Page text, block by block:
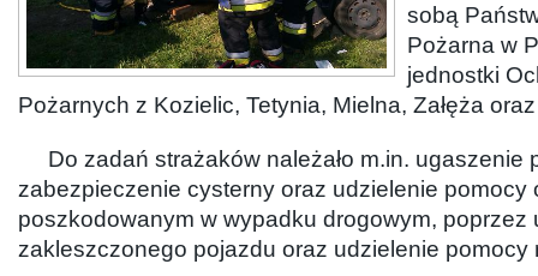
sobą
Pożarna w
jednostki
Pożarnych z Kozielic, Tetynia, Mielna, Załęża
Do zadań strażaków należało m.in. ugaszenie
zabezpieczenie cysterny oraz udzielenie pomocy
poszkodowanym w wypadku drogowym, poprzez
zakleszczonego pojazdu oraz udzielenie pomocy